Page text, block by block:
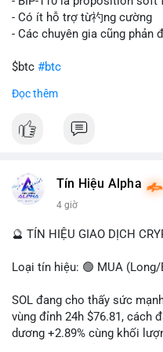
gây sốc thanh khoản tức
tâm lý ngắn hạn nếu hướng
Lời khuyên cho nhà đầu tư
hướng đi của dòng tiền.
rõ ràng về đích đến của số
#dongtienlon
- Có ít hỗ trợ từ礿ng cường
- Các chuyên gia cũng phản
$btc #btc
#vlikevn
📰 Nguồn: CoinDesk
Đọc thêm
Tín Hiệu Alpha
4 giờ
🔮 TÍN HIỆU GIAO DỊCH
Loại tín hiệu: 🟢 MUA (Long/
SOL đang cho thấy sức
vùng đỉnh 24h $76.81, cách
dương +2.89% cùng khối